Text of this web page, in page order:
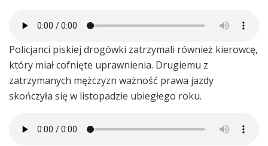
Policjanci piskiej drogówki zatrzymali również kierowcę,
który miał cofnięte uprawnienia. Drugiemu z
zatrzymanych mężczyzn ważność prawa jazdy
skończyła się w listopadzie ubiegłego roku.